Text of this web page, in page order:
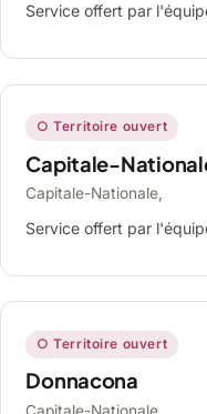
Service offert par
○ Territoire ouvert
Capitale-
Capitale-Nationale,
Service offert par
○ Territoire ouvert
Donnacona